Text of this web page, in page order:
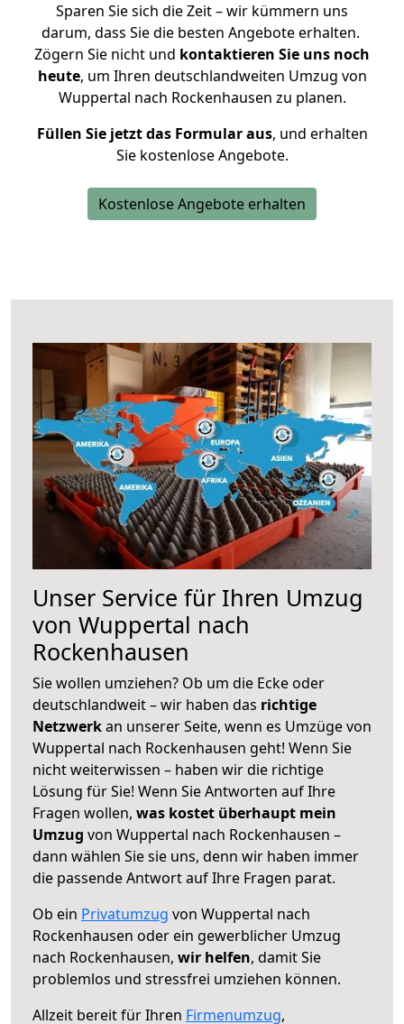
Sparen Sie sich die Zeit – wir kümmern uns
darum, dass Sie die besten Angebote erhalten.
Zögern Sie nicht und kontaktieren Sie uns noch
heute, um Ihren deutschlandweiten Umzug von
Wuppertal nach Rockenhausen zu planen.
Füllen Sie jetzt das Formular aus, und erhalten
Sie kostenlose Angebote.
Kostenlose Angebote erhalten
Unser Service für Ihren Umzug
von Wuppertal nach
Rockenhausen
Sie wollen umziehen? Ob um die Ecke oder
deutschlandweit – wir haben das richtige
Netzwerkan unserer Seite, wenn es Umzüge von
Wuppertal nach Rockenhausen geht! Wenn Sie
nicht weiterwissen – haben wir die richtige
Lösung für Sie! Wenn Sie Antworten auf Ihre
Fragen wollen, was kostet überhaupt mein
Umzug von Wuppertal nach Rockenhausen –
dann wählen Sie sie uns, denn wir haben immer
die passende Antwort auf Ihre Fragen parat.
Ob ein Privatumzug von Wuppertal nach
Rockenhausen oder ein gewerblicher Umzug
nach Rockenhausen, wir helfen, damit Sie
problemlos und stressfrei umziehen können.
Allzeit bereit für Ihren Firmenumzug,